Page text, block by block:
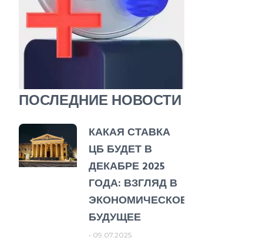
ПОСЛЕДНИЕ НОВОСТИ
КАКАЯ СТАВКА
ЦБ БУДЕТ В
ДЕКАБРЕ 2025
ГОДА: ВЗГЛЯД В
ЭКОНОМИЧЕСКОЕ
БУДУЩЕЕ
09.07.2025